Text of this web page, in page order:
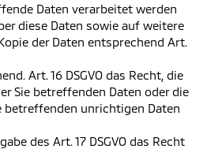
Daten verarbeitet werden
diese Daten sowie auf weitere
der Daten entsprechend Art.
Art. 16 DSGVO das Recht, die
Sie betreffenden Daten oder die
betreffenden unrichtigen Daten
des Art. 17 DSGVO das Recht